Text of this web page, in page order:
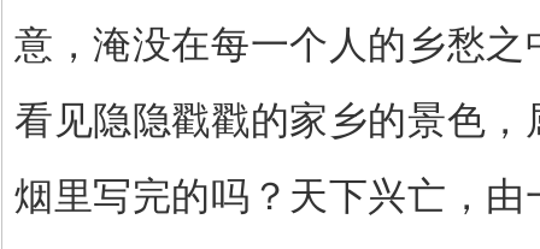
意，淹没在每一个人的乡愁
看见隐隐戳戳的家乡的景色
烟里写完的吗？天下兴亡，